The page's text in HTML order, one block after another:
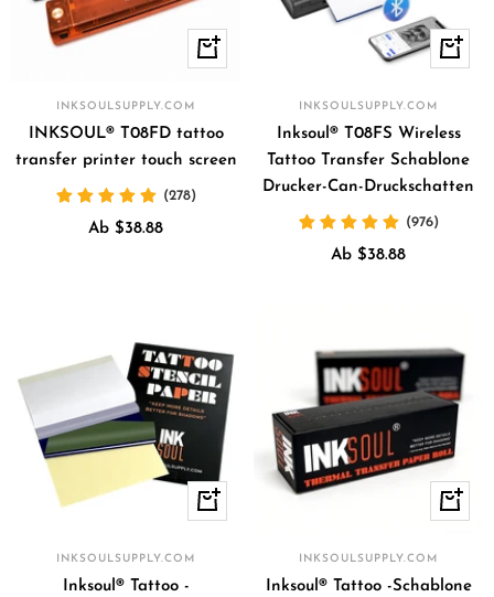
Schnellansicht
INKSOULSUPPLY.COM
INKSOUL® T08FD tattoo
transfer printer touch screen
(278)
Angebotspreis
Ab $38.88
INKSOULSUPPLY.COM
Inksoul® T08FS Wireless
Tattoo Transfer Schablone
Drucker-Can-Druckschatten
(976)
Angebotspreis
Ab $38.88
Schnellansicht
INKSOULSUPPLY.COM
Inksoul® Tattoo -
INKSOULSUPPLY.COM
Inksoul® Tattoo -Schablone